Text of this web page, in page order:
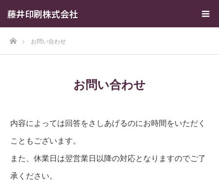
藤井印刷株式会社
ホームお問い合わせ
お問い合わせ
内容によっては回答をさしあげるのにお時間をいただく
こともございます。
また、休業日は翌営業日以降の対応となりますのでご了
承ください。